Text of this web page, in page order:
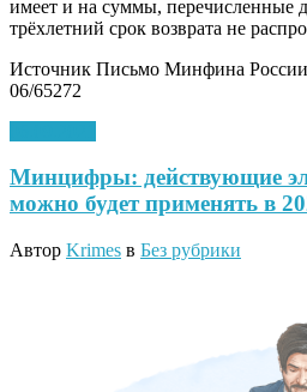
имеет и на суммы, перечисленные
трёхлетний срок возврата не
Источник Письмо Минфина
06/65272
Минцифры: действующие
можно будет применять в
Автор Krimes в Без рубрики